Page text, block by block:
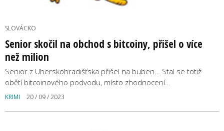
SLOVÁCKO
Senior skočil na obchod s bitcoiny, přišel o více
než milion
Senior z Uherskohradišťska přišel na buben… Stal se totiž
obětí bitcoinového podvodu, místo zhodnocení…
KRIMI 20 / 09 / 2023